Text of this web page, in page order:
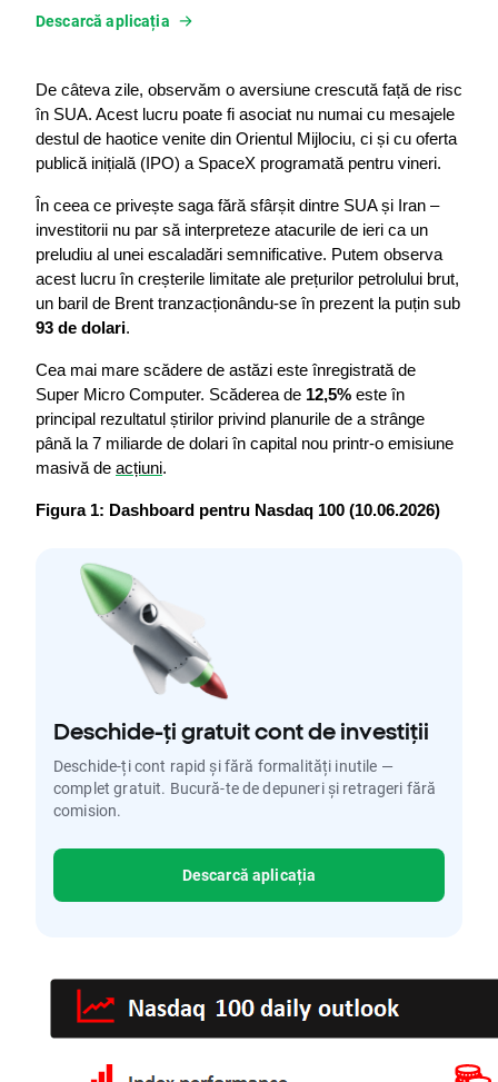
Descarcă aplicația
De câteva zile, observăm o aversiune crescută față de risc
în SUA. Acest lucru poate fi asociat nu numai cu mesajele
destul de haotice venite din Orientul Mijlociu, ci și cu oferta
publică inițială (IPO) a SpaceX programată pentru vineri.
În ceea ce privește saga fără sfârșit dintre SUA și Iran –
investitorii nu par să interpreteze atacurile de ieri ca un
preludiu al unei escaladări semnificative. Putem observa
acest lucru în creșterile limitate ale prețurilor petrolului brut,
93 de dolari.
Cea mai mare scădere de astăzi este înregistrată de
Super Micro Computer. Scăderea de 12,5% este în
principal rezultatul știrilor privind planurile de a strânge
până la 7 miliarde de dolari în capital nou printr-o emisiune
masivă de acțiuni.
Figura 1: Dashboard pentru Nasdaq 100 (10.06.2026)
Deschide-ți gratuit cont de investiții
Deschide-ți cont rapid și fără formalități inutile —
complet gratuit. Bucură-te de depuneri și retrageri fără
comision.
Descarcă aplicația